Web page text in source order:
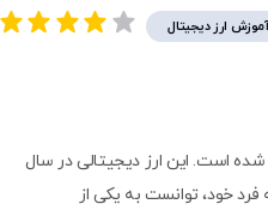
آموزش ارز دیجیتال
است. این ارز دیجیتالی در سال
خود، توانست به یکی از